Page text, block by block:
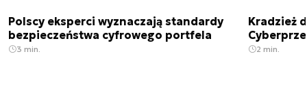
Polscy eksperci wyznaczają standardy
bezpieczeństwa cyfrowego portfela
3 min.
Kradzież
2 min.